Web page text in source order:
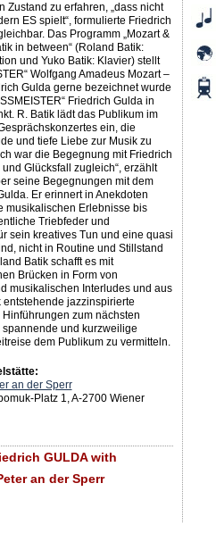
Zustand zu erfahren, „dass nicht
ES spielt“, formulierte Friedrich
Das Programm „Mozart &
in between“ (Roland Batik:
und Yuko Batik: Klavier) stellt
Wolfgang Amadeus Mozart –
Gulda gerne bezeichnet wurde
Friedrich Gulda in
R. Batik lädt das Publikum im
ein, die
und tiefe Liebe zur Musik zu
war die Begegnung mit Friedrich
Glücksfall zugleich“, erzählt
seine Begegnungen mit dem
Er erinnert in Anekdoten
musikalischen Erlebnisse bis
Triebfeder und
sein kreatives Tun und eine quasi
nicht in Routine und Stillstand
Batik schafft es mit
Brücken in Form von
musikalischen Interludes und aus
entstehende jazzinspirierte
zum nächsten
spannende und kurzweilige
dem Publikum zu vermitteln.
an der Sperr
Platz 1, A-2700 Wiener
GULDA with
an der Sperr